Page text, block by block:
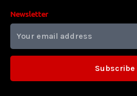
Newsletter
Subscribe